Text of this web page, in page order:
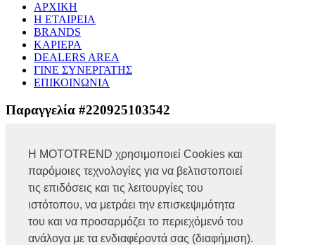
Η MOTOTREND χρησιμοποιεί Cookies και
παρόμοιες τεχνολογίες για να βελτιστοποιεί
τις επιδόσεις και τις λειτουργίες του
ιστότοπου, να μετράει την επισκεψιμότητα
του και να προσαρμόζει το περιεχόμενό του
ανάλογα με τα ενδιαφέροντά σας (διαφήμιση).
ΑΡΧΙΚΗ
Η ΕΤΑΙΡΕΙΑ
BRANDS
ΚΑΡΙΕΡΑ
DEALERS AREA
ΓΙΝΕ ΣΥΝΕΡΓΑΤΗΣ
ΕΠΙΚΟΙΝΩΝΙΑ
Παραγγελία #220925103542
Βρυούλων 56, Ν. Φιλαδέλφεια,
14341, Αθήνα
Αρ. Γ.Ε.ΜΗ 002466101000
Τηλ.:2102585991
Φαξ.:2102585993
Ε-mail:info@mototrend.gr